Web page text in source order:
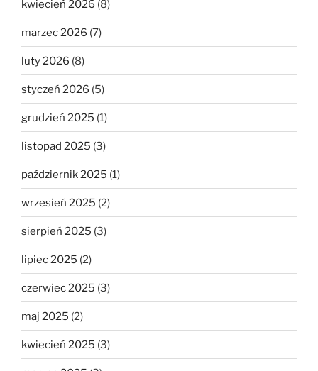
kwiecień 2026 (8)
marzec 2026 (7)
luty 2026 (8)
styczeń 2026 (5)
grudzień 2025 (1)
listopad 2025 (3)
październik 2025 (1)
wrzesień 2025 (2)
sierpień 2025 (3)
lipiec 2025 (2)
czerwiec 2025 (3)
maj 2025 (2)
kwiecień 2025 (3)